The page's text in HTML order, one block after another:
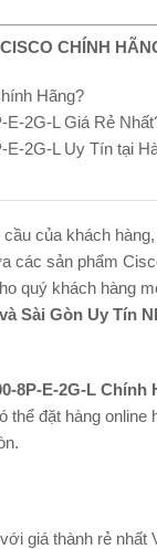
CHÍNH
Hãng?
E-2G-L Giá Rẻ
E-2G-L Uy Tín tại
của khách
các sản phẩm
quý khách hàng
Sài Gòn Uy Tín
8P-E-2G-L Chính
đặt hàng online
với giá thành rẻ nhất